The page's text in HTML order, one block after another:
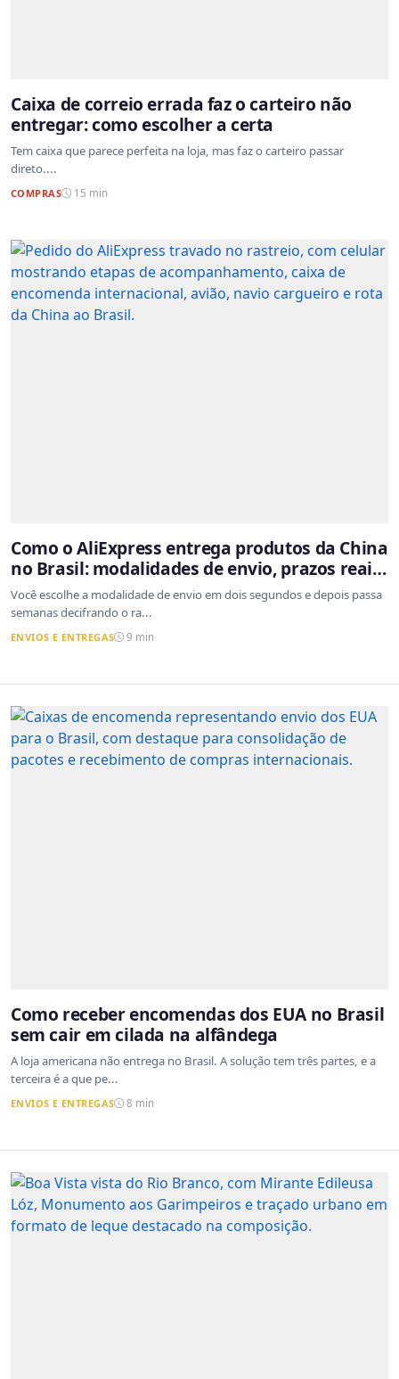
Caixa de correio errada faz o carteiro não
entregar: como escolher a certa
Tem caixa que parece perfeita na loja, mas faz o carteiro passar
direto....
COMPRAS 15 min
Como o AliExpress entrega produtos da China
no Brasil: modalidades de envio, prazos reais
e o que a Cainiao tem a ver com isso
Você escolhe a modalidade de envio em dois segundos e depois passa
semanas decifrando o ra...
ENVIOS E ENTREGAS 9 min
Como receber encomendas dos EUA no Brasil
sem cair em cilada na alfândega
A loja americana não entrega no Brasil. A solução tem três partes, e a
terceira é a que pe...
ENVIOS E ENTREGAS 8 min